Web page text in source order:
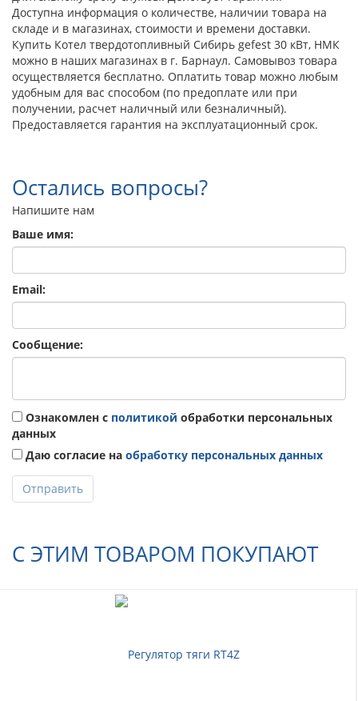
Доступна информация о количестве, наличии товара на
складе и в магазинах, стоимости и времени доставки.
Купить Котел твердотопливный Сибирь gefest 30 кВт, НМК
можно в наших магазинах в г. Барнаул. Самовывоз товара
осуществляется бесплатно. Оплатить товар можно любым
удобным для вас способом (по предоплате или при
получении, расчет наличный или безналичный).
Предоставляется гарантия на эксплуатационный срок.
Остались вопросы?
Напишите нам
Ваше имя:
Email:
Сообщение:
Ознакомлен с политикой обработки персональных
данных
Даю согласие на обработку персональных данных
Отправить
С ЭТИМ ТОВАРОМ ПОКУПАЮТ